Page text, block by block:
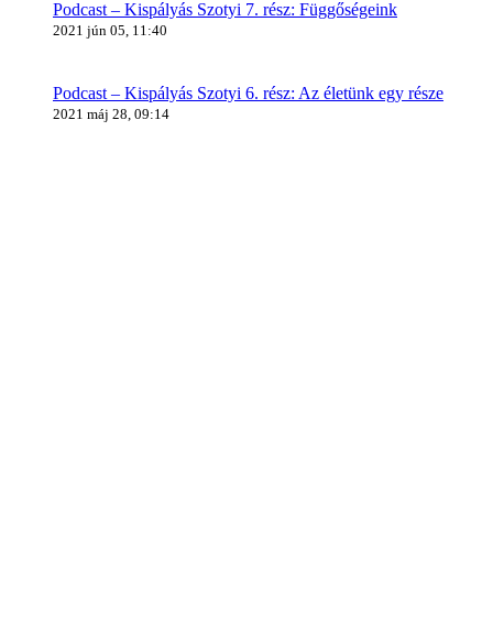
Podcast – Kispályás Szotyi 7. rész: Függőségeink
2021 jún 05, 11:40
Podcast – Kispályás Szotyi 6. rész: Az életünk egy része
2021 máj 28, 09:14